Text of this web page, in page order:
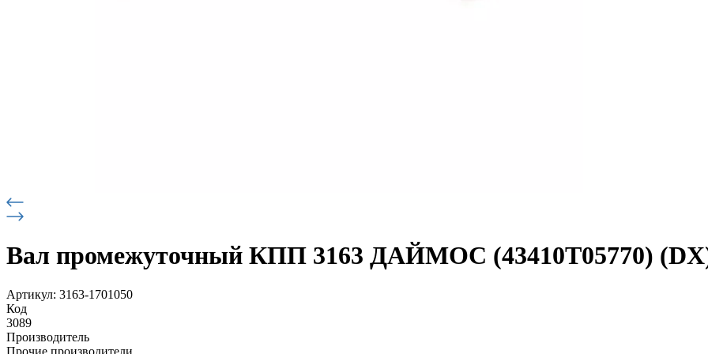
Вал промежуточный КПП 3163 ДАЙМОС (43410Т05770)
Артикул: 3163-1701050
Код
3089
Производитель
Прочие производители